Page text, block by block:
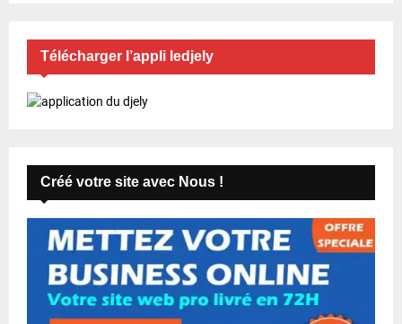
Télécharger l’appli ledjely
Créé votre site avec Nous !